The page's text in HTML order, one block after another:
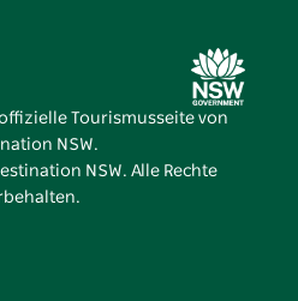
Tourismusseite von
NSW.
NSW. Alle Rechte